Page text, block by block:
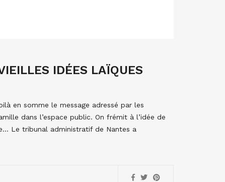
IDÉES LAÏQUES
en somme le message adressé par les
dans l’espace public. On frémit à l’idée de
Le tribunal administratif de Nantes a